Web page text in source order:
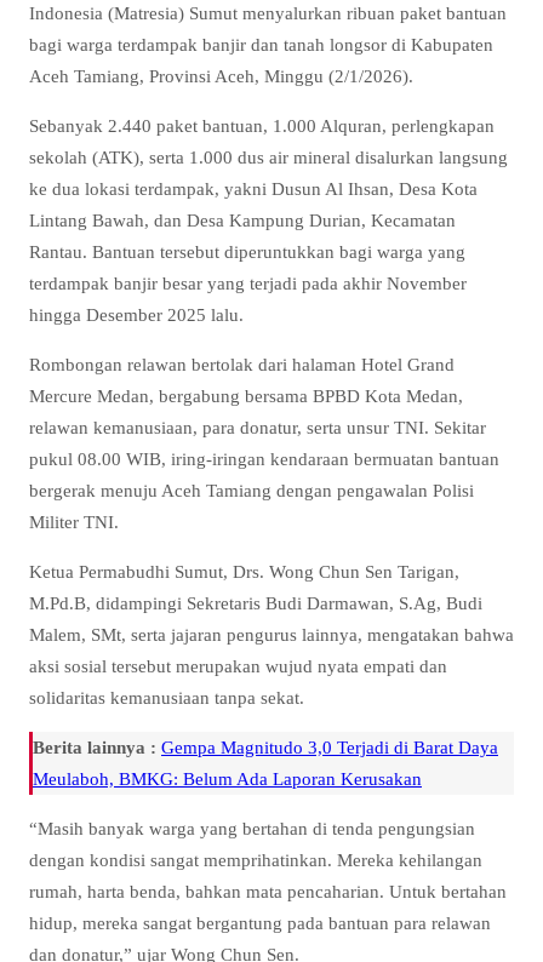
Indonesia (Matresia) Sumut menyalurkan ribuan paket bantuan
bagi warga terdampak banjir dan tanah longsor di Kabupaten
Aceh Tamiang, Provinsi Aceh, Minggu (2/1/2026).
Sebanyak 2.440 paket bantuan, 1.000 Alquran, perlengkapan
sekolah (ATK), serta 1.000 dus air mineral disalurkan langsung
ke dua lokasi terdampak, yakni Dusun Al Ihsan, Desa Kota
Lintang Bawah, dan Desa Kampung Durian, Kecamatan
Rantau. Bantuan tersebut diperuntukkan bagi warga yang
terdampak banjir besar yang terjadi pada akhir November
hingga Desember 2025 lalu.
Rombongan relawan bertolak dari halaman Hotel Grand
Mercure Medan, bergabung bersama BPBD Kota Medan,
relawan kemanusiaan, para donatur, serta unsur TNI. Sekitar
pukul 08.00 WIB, iring-iringan kendaraan bermuatan bantuan
bergerak menuju Aceh Tamiang dengan pengawalan Polisi
Militer TNI.
Ketua Permabudhi Sumut, Drs. Wong Chun Sen Tarigan,
M.Pd.B, didampingi Sekretaris Budi Darmawan, S.Ag, Budi
Malem, SMt, serta jajaran pengurus lainnya, mengatakan bahwa
aksi sosial tersebut merupakan wujud nyata empati dan
solidaritas kemanusiaan tanpa sekat.
Berita lainnya : Gempa Magnitudo 3,0 Terjadi di Barat Daya
Meulaboh, BMKG: Belum Ada Laporan Kerusakan
“Masih banyak warga yang bertahan di tenda pengungsian
dengan kondisi sangat memprihatinkan. Mereka kehilangan
rumah, harta benda, bahkan mata pencaharian. Untuk bertahan
hidup, mereka sangat bergantung pada bantuan para relawan
dan donatur,” ujar Wong Chun Sen.